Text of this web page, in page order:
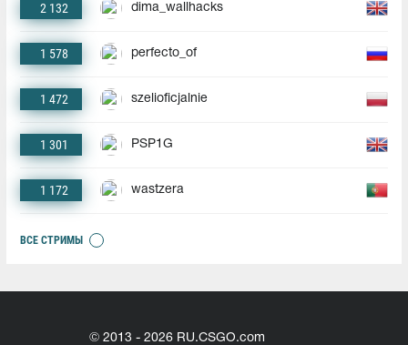
2 132 dima_wallhacks
1 578 perfecto_of
1 472 szelioficjalnie
1 301 PSP1G
1 172 wastzera
ВСЕ СТРИМЫ
© 2013 - 2026 RU.CSGO.com